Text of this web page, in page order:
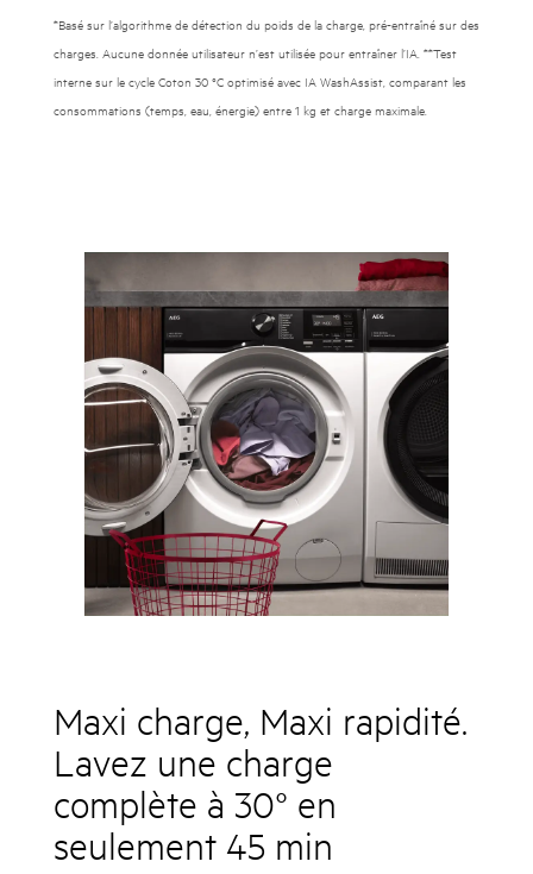
*Basé sur l’algorithme de détection du poids de la charge, pré-entraîné sur des
charges. Aucune donnée utilisateur n’est utilisée pour entraîner l’IA. **Test
interne sur le cycle Coton 30 °C optimisé avec IA WashAssist, comparant les
consommations (temps, eau, énergie) entre 1 kg et charge maximale.
Maxi charge, Maxi rapidité.
Lavez une charge
complète à 30° en
seulement 45 min